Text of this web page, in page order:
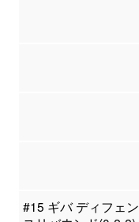
#15 ギバ ディフェン